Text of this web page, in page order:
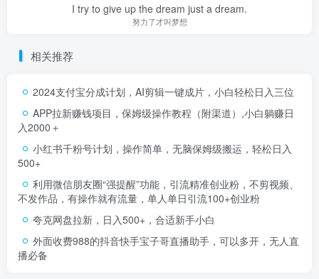
I try to give up the dream just a dream.
努力了才叫梦想
相关推荐
2024支付宝分成计划，AI剪辑一键成片，小白轻松日入三位
APP拉新赚钱项目，保姆级操作教程（附渠道）,小白躺赚日
入2000＋
小红书千粉号计划，操作简单，无脑保姆级搬运，轻松日入
500+
利用微信朋友圈“强提醒”功能，引流精准创业粉，不剪视频、
不发作品，有操作就有流量，单人单日引流100+创业粉
夸克网盘拉新，日入500+，合适新手小白
外面收费988的抖音快手宝子哥直播助手，可以多开，无人直
播必备